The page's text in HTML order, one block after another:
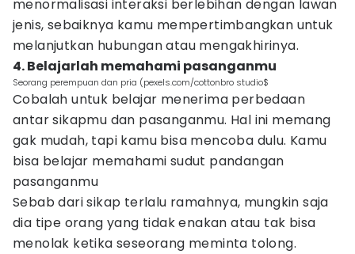
menormalisasi interaksi berlebihan dengan lawan
jenis, sebaiknya kamu mempertimbangkan untuk
melanjutkan hubungan atau mengakhirinya.
4. Belajarlah memahami pasanganmu
Seorang perempuan dan pria (pexels.com/cottonbro studio$
Cobalah untuk belajar menerima perbedaan
antar sikapmu dan pasanganmu. Hal ini memang
gak mudah, tapi kamu bisa mencoba dulu. Kamu
bisa belajar memahami sudut pandangan
pasanganmu
Sebab dari sikap terlalu ramahnya, mungkin saja
dia tipe orang yang tidak enakan atau tak bisa
menolak ketika seseorang meminta tolong.